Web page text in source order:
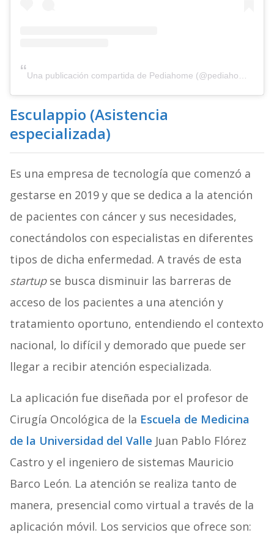
Una publicación compartida de Pediahome (@pediahome)
Esculappio (Asistencia
especializada)
Es una empresa de tecnología que comenzó a
gestarse en 2019 y que se dedica a la atención
de pacientes con cáncer y sus necesidades,
conectándolos con especialistas en diferentes
tipos de dicha enfermedad. A través de esta
startupse busca disminuir las barreras de
acceso de los pacientes a una atención y
tratamiento oportuno, entendiendo el contexto
nacional, lo difícil y demorado que puede ser
llegar a recibir atención especializada.
La aplicación fue diseñada por el profesor de
Cirugía Oncológica de la Escuela de Medicina
de la Universidad del Valle Juan Pablo Flórez
Castro y el ingeniero de sistemas Mauricio
Barco León. La atención se realiza tanto de
manera, presencial como virtual a través de la
aplicación móvil. Los servicios que ofrece son: